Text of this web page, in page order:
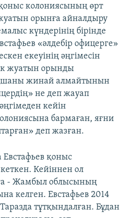
колониясының өрт
жуатын орынға айналдыру
күндерінің бірінде
«әлдебір офицерге»
екеуінің әңгімесін
жуатын орынды
жинай алмайтынын
не деп жауап
әңгімеден кейін
бармаған, яғни
деп жазған.
қоныс
Кейіннен ол
- Жамбыл облысының
келген. Евстафьев 2014
тұтқындалған. Бұдан